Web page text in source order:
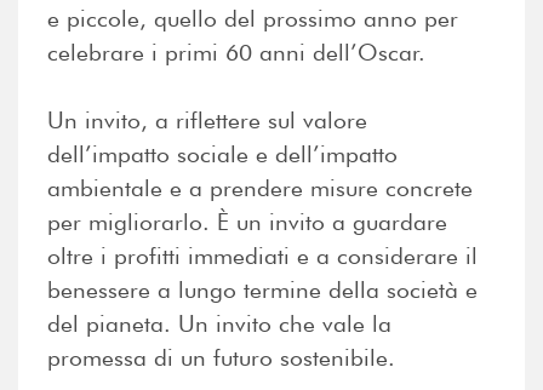
e piccole, quello del prossimo anno per
celebrare i primi 60 anni dell’Oscar.
Un invito, a riflettere sul valore
dell’impatto sociale e dell’impatto
ambientale e a prendere misure concrete
per migliorarlo. È un invito a guardare
oltre i profitti immediati e a considerare il
benessere a lungo termine della società e
del pianeta. Un invito che vale la
promessa di un futuro sostenibile.